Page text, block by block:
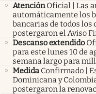
Atención Oficial | Las
automáticamente los
bancarias de todos los
postergaron el Aviso
Descanso extendido
para este lunes 10 de
semana largo para
Medida Confirmado |
Dominicana y
postergaron la